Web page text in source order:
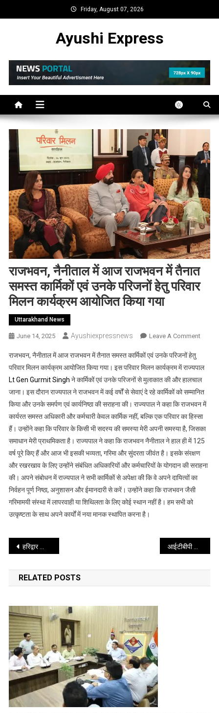
to
Friday, August 07, 2026
Ayushi Express
राजभवन, नैनीताल में आज राजभवन में तैनात
समस्त कार्मिकों एवं उनके परिजनों हेतु परिवार
मिलन कार्यक्रम आयोजित किया गया
Uttarakhand News
June 14, 2025 Ayushiexpressnews Leave A CommentOn
में
आज
राजभवन
में
तैनात
समस्त
कार्मिकों
परिजनों
किया
राजभवन, नैनीताल में आज राजभवन में तैनात समस्त कार्मिकों एवं उनके परिजनों हेतु
परिवार मिलन कार्यक्रम आयोजित किया गया। इस परिवार मिलन कार्यक्रम में राज्यपाल
Lt Gen Gurmit Singh ने कार्मिकों एवं उनके परिजनों से मुलाकात की और हालचाल
जाना। इस दौरान राज्यपाल ने राजभवन में कई वर्षों से सेवाएं दे रहे कार्मिकों को सम्मानित
किया और उनके समर्पण एवं कार्यनिष्ठा की सराहना की। राज्यपाल ने कहा कि राजभवन में
कार्यरत समस्त अधिकारी और कर्मचारी केवल कार्मिक नहीं, बल्कि एक परिवार का हिस्सा
हैं। उन्होंने कहा कि परिवार के किसी भी सदस्य की समस्या मेरी अपनी समस्या है, जिसका
समाधान मेरी प्राथमिकता है। राज्यपाल ने कहा कि राजभवन नैनीताल ने हाल ही में 125
वर्ष पूरे किए हैं और आज भी इसकी भव्यता, गरिमा और सुंदरता जीवंत है। इसके संरक्षण
और रखरखाव के लिए उन्होंने संबंधित अधिकारियों और कर्मचारियों के योगदान की सराहना
की। अपने संबोधन में राज्यपाल ने सभी कार्मिकों से अपेक्षा की कि वे अपने दायित्वों का
निर्वहन पूर्ण निष्ठा, अनुशासन और ईमानदारी से करें। उन्होंने कहा कि राजभवन जैसी
गरिमामयी संस्था में लापरवाही या शिथिलता के लिए कोई स्थान नहीं है। हम सभी को
उत्कृष्टता के साथ अपने कार्यों में नया मानक स्थापित करना है।
Post
navigation
हरिद्वार स्थित पतंजलि वेलनेस सेंटर में योग पर आधारित एक विशेष कार्यक्रम का आयोजन किया गया
RELATED POSTS